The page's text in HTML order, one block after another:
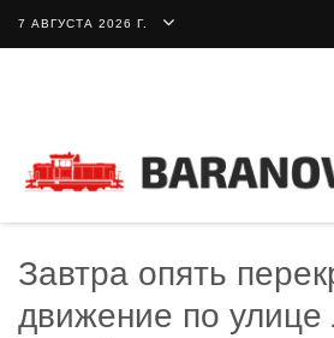
7 АВГУСТА 2026 Г.
Завтра опять
движение по улице